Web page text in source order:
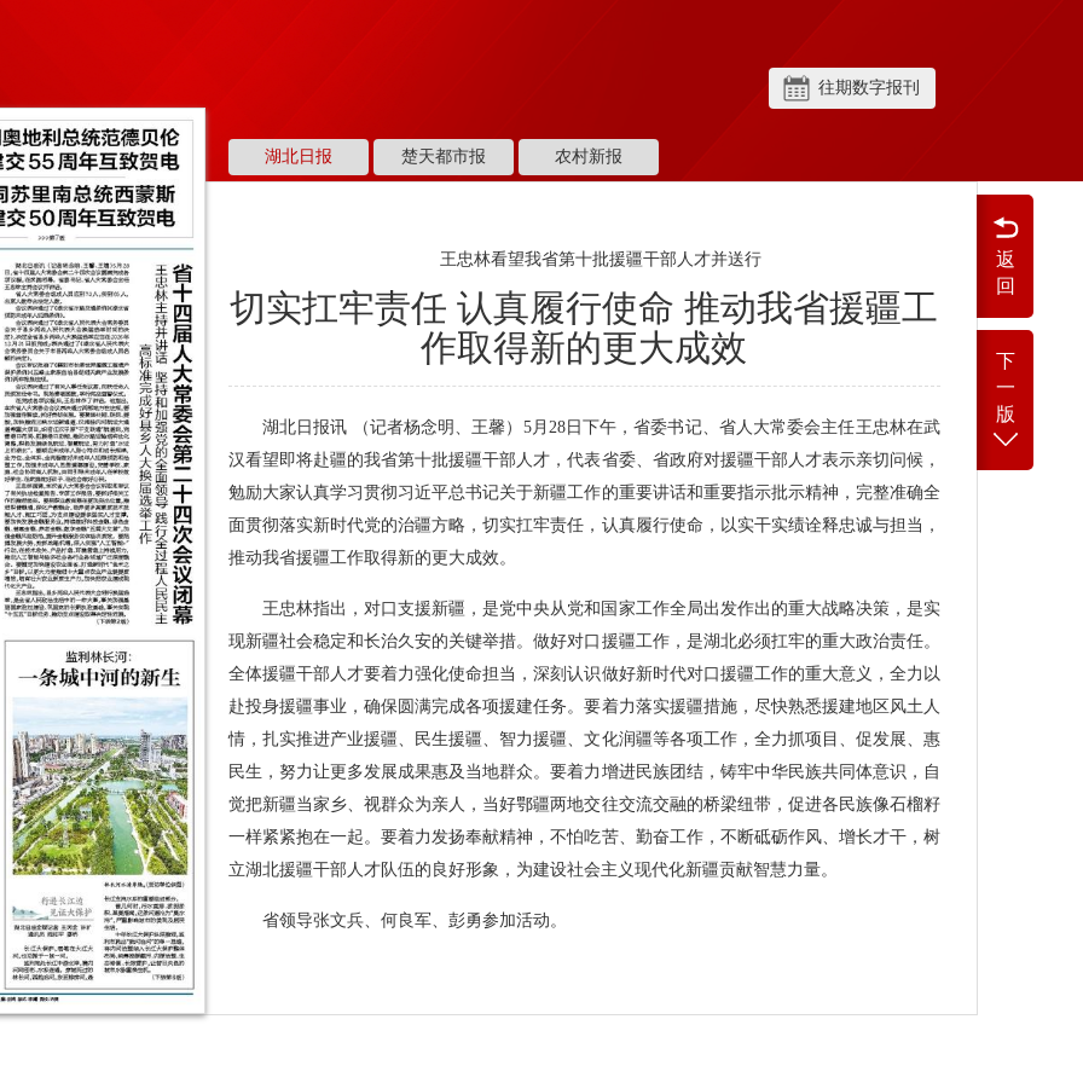
往期数字报刊
返
回
下
一
版
湖北日报 楚天都市报 农村新报
王忠林看望我省第十批援疆干部人才并送行
切实扛牢责任 认真履行使命 推动我省援疆工
作取得新的更大成效
湖北日报讯 （记者杨念明、王馨）5月28日下午，省委书记、省人大常委会主任王忠林在武
汉看望即将赴疆的我省第十批援疆干部人才，代表省委、省政府对援疆干部人才表示亲切问候，
勉励大家认真学习贯彻习近平总书记关于新疆工作的重要讲话和重要指示批示精神，完整准确全
面贯彻落实新时代党的治疆方略，切实扛牢责任，认真履行使命，以实干实绩诠释忠诚与担当，
推动我省援疆工作取得新的更大成效。
王忠林指出，对口支援新疆，是党中央从党和国家工作全局出发作出的重大战略决策，是实
现新疆社会稳定和长治久安的关键举措。做好对口援疆工作，是湖北必须扛牢的重大政治责任。
全体援疆干部人才要着力强化使命担当，深刻认识做好新时代对口援疆工作的重大意义，全力以
赴投身援疆事业，确保圆满完成各项援建任务。要着力落实援疆措施，尽快熟悉援建地区风土人
情，扎实推进产业援疆、民生援疆、智力援疆、文化润疆等各项工作，全力抓项目、促发展、惠
民生，努力让更多发展成果惠及当地群众。要着力增进民族团结，铸牢中华民族共同体意识，自
觉把新疆当家乡、视群众为亲人，当好鄂疆两地交往交流交融的桥梁纽带，促进各民族像石榴籽
一样紧紧抱在一起。要着力发扬奉献精神，不怕吃苦、勤奋工作，不断砥砺作风、增长才干，树
立湖北援疆干部人才队伍的良好形象，为建设社会主义现代化新疆贡献智慧力量。
省领导张文兵、何良军、彭勇参加活动。